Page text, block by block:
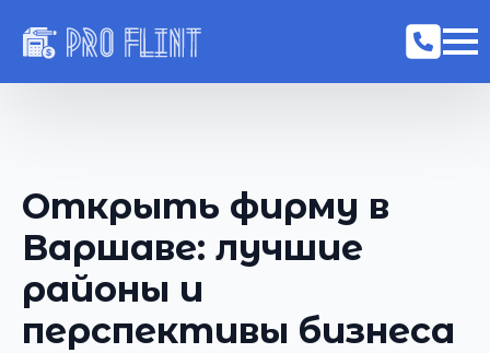
Открыть фирму в
Варшаве: лучшие
районы и
перспективы бизнеса